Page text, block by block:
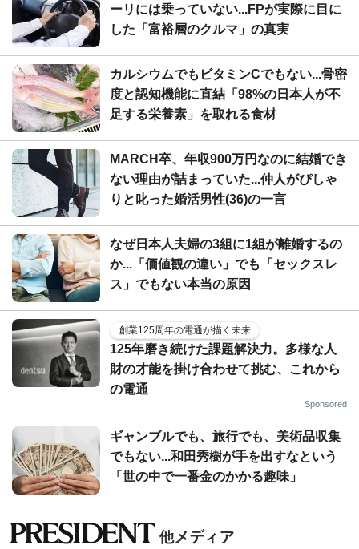
ーリには乗っていない...FPが実際に目に
した「富裕層のクルマ」の真実
カルシウムでもビタミンCでもない...骨密
度と認知機能に直結「98%の日本人が不
足する栄養素」を取れる食材
MARCH卒、年収900万円なのに結婚でき
ない理由が詰まっていた...仲人がぴしゃ
りと叱った婚活男性(36)の一言
なぜ日本人夫婦の3組に1組が離婚するの
か...「価値観の違い」でも「セックスレ
ス」でもない本当の原因
創業125周年の電通が描く未来
125年磨き続けた課題解決力。多様な人
財の才能を掛け合わせて挑む、これから
の電通
Sponsored
ギャンブルでも、旅行でも、美術品収集
でもない...和田秀樹が手を出すなという
「世の中で一番金のかかる趣味」